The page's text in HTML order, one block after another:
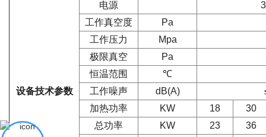
设备技术参数
电源
工作真空度
Pa
工作压力
Mpa
极限真空
Pa
恒温范围
℃
工作噪声
dB(A)
加热功率
KW 18
30
总功率
KW 23
36